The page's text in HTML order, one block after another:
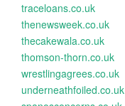
traceloans.co.uk
thenewsweek.co.uk
thecakewala.co.uk
thomson-thorn.co.uk
wrestlingagrees.co.uk
underneathfoiled.co.uk